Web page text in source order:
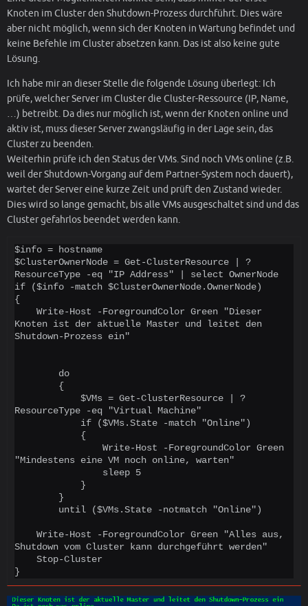
Knoten im Cluster den Shutdown-Prozess durchführt. Dies wäre
aber nicht möglich, wenn sich der Knoten in Wartung befindet und
keine Befehle im Cluster absetzen kann. Das ist also keine gute
Lösung.
Ich habe mir an dieser Stelle die folgende Lösung überlegt: Ich
prüfe, welcher Server im Cluster die Cluster-Ressource (IP, Name,
…) betreibt. Da dies nur möglich ist, wenn der Knoten online und
aktiv ist, muss dieser Server zwangsläufig in der Lage sein, das
Cluster zu beenden.
Weiterhin prüfe ich den Status der VMs. Sind noch VMs online (z.B.
weil der Shutdown-Vorgang auf dem Partner-System noch dauert),
wartet der Server eine kurze Zeit und prüft den Zustand wieder.
Dies wird so lange gemacht, bis alle VMs ausgeschaltet sind und das
Cluster gefahrlos beendet werden kann.
$info = hostname
$ClusterOwnerNode = Get-ClusterResource | ?
ResourceType -eq "IP Address" | select OwnerNode
if ($info -match $ClusterOwnerNode.OwnerNode)
{
Knoten ist der aktuelle Master und leitet den
Shutdown-Prozess ein"
ResourceType -eq "Virtual Machine"
"Mindestens eine VM noch online, warten"
Shutdown vom Cluster kann durchgeführt werden"
}